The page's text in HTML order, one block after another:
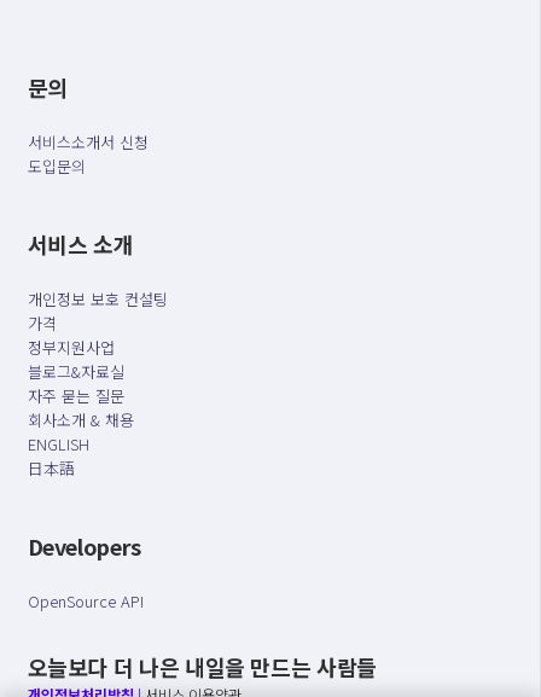
문의
서비스소개서 신청
도입문의
서비스 소개
개인정보 보호 컨설팅
가격
정부지원사업
블로그&자료실
자주 묻는 질문
회사소개 & 채용
ENGLISH
日本語
Developers
OpenSource API
오늘보다 더 나은 내일을 만드는 사람들